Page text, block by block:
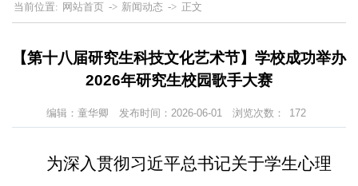
当前位置: 网站首页 -> 新闻动态 -> 正文
【第十八届研究生科技文化艺术节】学校成功举办
2026年研究生校园歌手大赛
编辑：童华卿 发布时间：2026-06-01 浏览次数： 172
为深入贯彻习近平总书记关于学生心理